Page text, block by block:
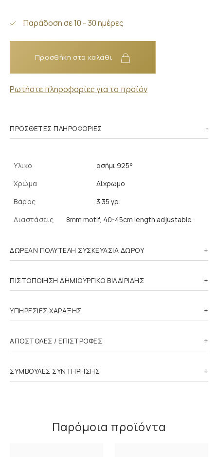
Παράδοση σε 10 - 30 ημέρες
Προσθήκη στο καλάθι
Ρωτήστε πληροφορίες για το προϊόν
ΠΡΌΣΘΕΤΕΣ ΠΛΗΡΟΦΟΡΊΕΣ
Υλικό
ασήμι 925°
Χρώμα
Δίχρωμο
Βάρος
3.35 γρ.
Διαστάσεις
8mm motif, 40-45cm length adjustable
ΔΩΡΕΑΝ ΠΟΛΥΤΕΛΗ ΣΥΣΚΕΥΑΣΙΑ ΔΩΡΟΥ
ΠΙΣΤΟΠΟΙΗΣΗ ΔΗΜΙΟΥΡΓΙΚΟ ΒΙΛΔΙΡΙΔΗΣ
ΥΠΗΡΕΣΙΕΣ ΧΑΡΑΞΗΣ
ΑΠΟΣΤΟΛΕΣ / ΕΠΙΣΤΡΟΦΕΣ
ΣΥΜΒΟΥΛΕΣ ΣΥΝΤΗΡΗΣΗΣ
Παρόμοια προϊόντα